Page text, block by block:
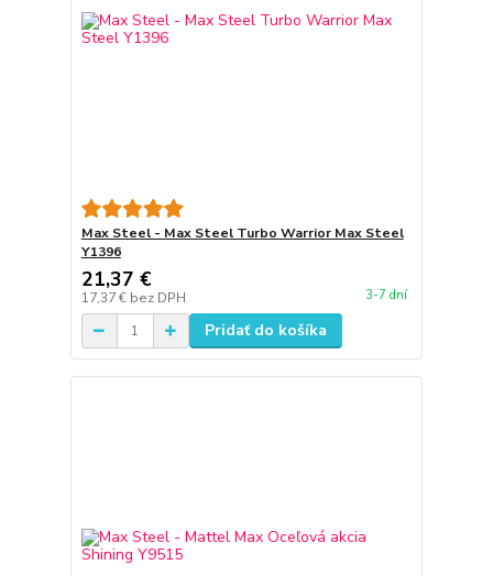
Max Steel - Max Steel Turbo Warrior Max Steel
Y1396
21,37 €
17,37 € bez DPH 3-7 dní
Pridať do košíka